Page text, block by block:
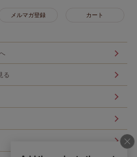
メルマガ登録 カート
る